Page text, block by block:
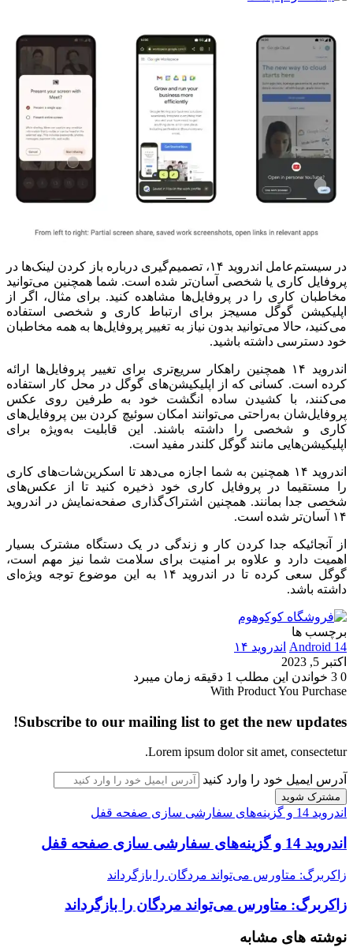
در سیستم‌عامل اندروید ۱۴، تصمیم‌گیری درباره باز کردن لینک‌ها در
پروفایل کاری یا شخصی آسان‌تر شده است. شما همچنین می‌توانید
مخاطبان کاری را در پروفایل‌ها مشاهده کنید. برای مثال، اگر از
اپلیکیشن گوگل مسیجز برای ارتباط کاری و شخصی استفاده
می‌کنید، حالا می‌توانید بدون نیاز به تغییر پروفایل‌ها به همه مخاطبان
خود دسترسی داشته باشید.
اندروید ۱۴ همچنین راهکار سریع‌تری برای تغییر پروفایل‌ها ارائه
کرده است. کسانی که از اپلیکیشن‌های گوگل در محل کار استفاده
می‌کنند، با کشیدن ساده انگشت خود به طرفین روی عکس
پروفایل‌شان به‌راحتی می‌توانند امکان سوئیچ کردن بین پروفایل‌های
کاری و شخصی را داشته باشند. این قابلیت به‌ویژه برای
اپلیکیشن‌هایی مانند گوگل کلندر مفید است.
اندروید ۱۴ همچنین به شما اجازه می‌دهد تا اسکرین‌شات‌های کاری
را مستقیما در پروفایل کاری خود ذخیره کنید تا از عکس‌های
شخصی جدا بمانند. همچنین اشتراک‌گذاری صفحه‌نمایش در اندروید
۱۴ آسان‌تر شده است.
از آنجائیکه جدا کردن کار و زندگی در یک دستگاه مشترک بسیار
اهمیت دارد و علاوه بر امنیت برای سلامت شما نیز مهم است،
گوگل سعی کرده تا در اندروید ۱۴ به این موضوع توجه ویژه‌ای
داشته باشد.
برچسب ها
Android 14 اندروید ۱۴
اکتبر 5, 2023
0
خواندن این مطلب 1 دقیقه زمان میبرد
With Product You Purchase
Subscribe to our mailing list to get the new updates!
Lorem ipsum dolor sit amet, consectetur.
آدرس ایمیل خود را وارد کنید
اندروید 14 و گزینه‌های سفارشی‌ سازی صفحه قفل
اندروید 14 و گزینه‌های سفارشی‌ سازی صفحه قفل
زاکربرگ: متاورس می‌تواند مردگان را بازگرداند
زاکربرگ: متاورس می‌تواند مردگان را بازگرداند
نوشته های مشابه